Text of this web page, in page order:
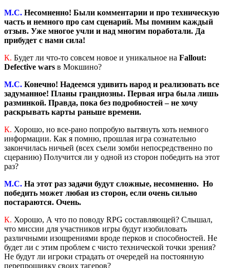
М.С. Несомненно! Были комментарии и про техническую
часть и немного про сам сценарий. Мы помним каждый
отзыв. Уже многое учли и над многим поработали. Да
прибудет с нами сила!
К. Будет ли что-то совсем новое и уникальное на Fallout:
Defective wars в Мокшино?
М.С. Конечно! Надеемся удивить народ и реализовать все
задуманное! Планы грандиозны. Первая игра была лишь
разминкой. Правда, пока без подробностей – не хочу
раскрывать карты раньше времени.
К. Хорошо, но все-рано попробую вытянуть хоть немного
информации. Как я помню, прошлая игра сознательно
закончилась ничьей (всех съели зомби непосредственно по
сцеранию) Получится ли у одной из сторон победить на этот
раз?
М.С. На этот раз задачи будут сложные, несомненно. Но
победить может любая из сторон, если очень сильно
постараются. Очень.
К. Хорошо, А что по поводу RPG составляющей? Слышал,
что миссии для участников игры будут изобиловать
различными изощрениями вроде перков и способностей. Не
будет ли с этим проблем с чисто технической точки зрения?
Не будут ли игроки страдать от очередей на постоянную
перепрошивку своих тагеров?